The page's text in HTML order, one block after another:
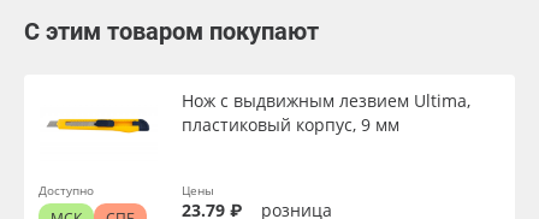
С этим товаром покупают
Нож с выдвижным лезвием Ultima,
пластиковый корпус, 9 мм
Цены
23.79 ₽ розница
Доступно